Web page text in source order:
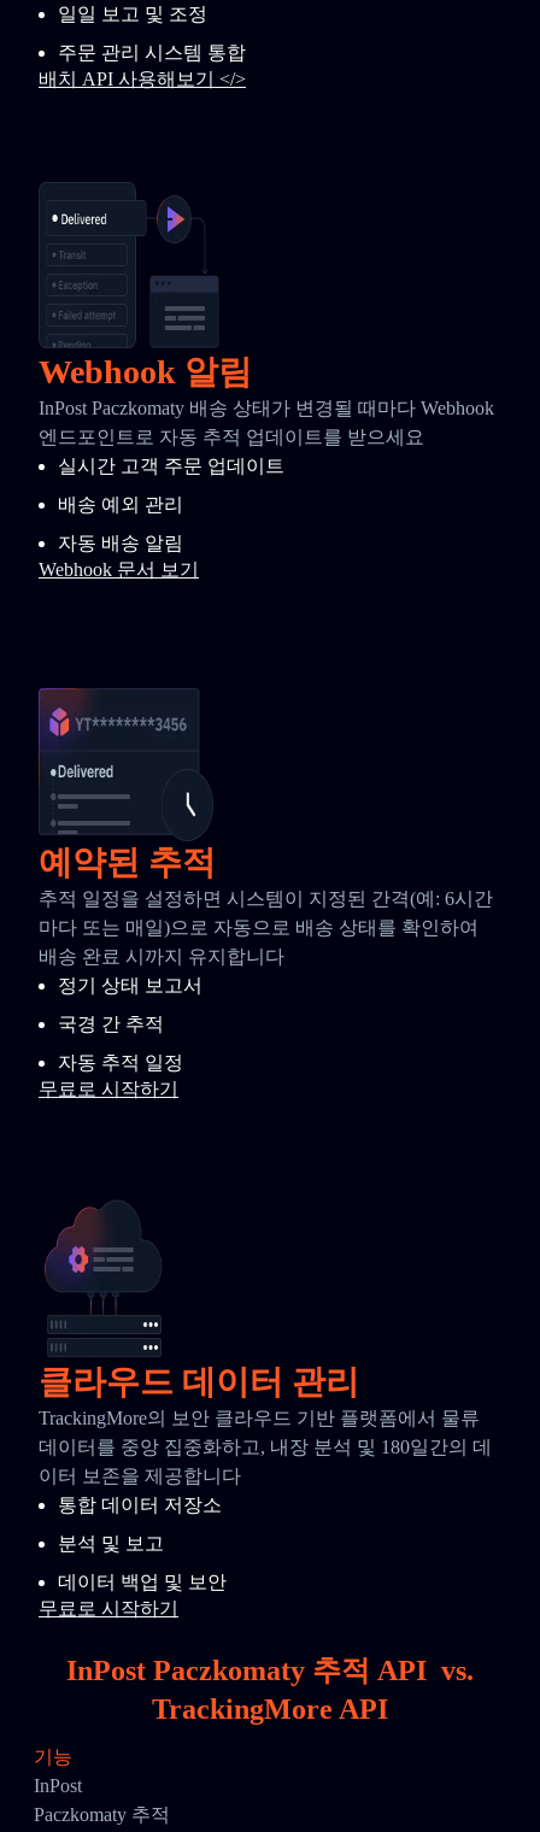
일일 보고 및 조정
주문 관리 시스템 통합
배치 API 사용해보기 </>
Webhook 알림
InPost Paczkomaty 배송 상태가 변경될 때마다 Webhook
엔드포인트로 자동 추적 업데이트를 받으세요
실시간 고객 주문 업데이트
배송 예외 관리
자동 배송 알림
Webhook 문서 보기
예약된 추적
추적 일정을 설정하면 시스템이 지정된 간격(예: 6시간
마다 또는 매일)으로 자동으로 배송 상태를 확인하여
배송 완료 시까지 유지합니다
정기 상태 보고서
국경 간 추적
자동 추적 일정
무료로 시작하기
클라우드 데이터 관리
TrackingMore의 보안 클라우드 기반 플랫폼에서 물류
데이터를 중앙 집중화하고, 내장 분석 및 180일간의 데
이터 보존을 제공합니다
통합 데이터 저장소
분석 및 보고
데이터 백업 및 보안
무료로 시작하기
InPost Paczkomaty 추적 API vs.
TrackingMore API
기능
InPost
Paczkomaty 추적